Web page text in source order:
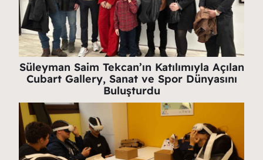
Süleyman Saim Tekcan’ın Katılımıyla Açılan
Cubart Gallery, Sanat ve Spor Dünyasını
Buluşturdu